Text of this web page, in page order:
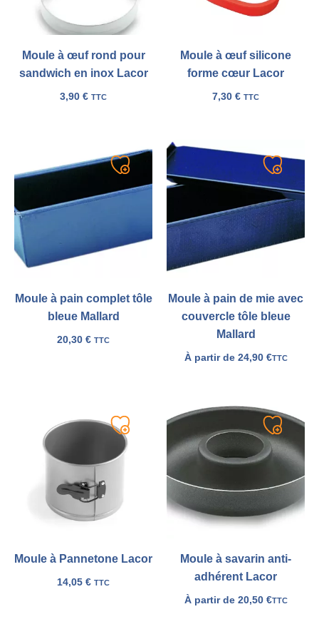
Moule à œuf rond pour
sandwich en inox Lacor
3,90 € TTC
Moule à œuf silicone
forme cœur Lacor
7,30 € TTC
Moule à pain complet tôle
bleue Mallard
20,30 € TTC
Ajouter
ma
Moule à pain de mie avec
couvercle tôle bleue
Mallard
À partir de 24,90 €TTC
Ajouter
à
ma
liste
Moule à Pannetone Lacor
14,05 € TTC
Ajouter
à
ma
Moule à savarin anti-
adhérent Lacor
À partir de 20,50 €TTC
Ajouter
à
ma
liste